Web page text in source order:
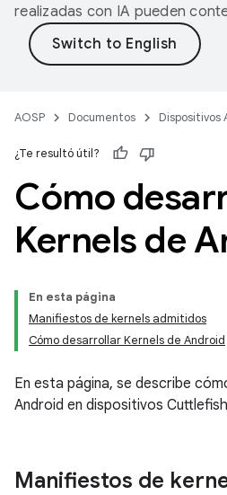
realizadas con IA pueden
AOSP Documentos Dispositivos
¿Te resultó útil?
Cómo
Kernels de
En esta página
Manifiestos de kernels admitidos
Cómo desarrollar Kernels de Android
En esta página, se describe
Android en dispositivos
Manifiestos de